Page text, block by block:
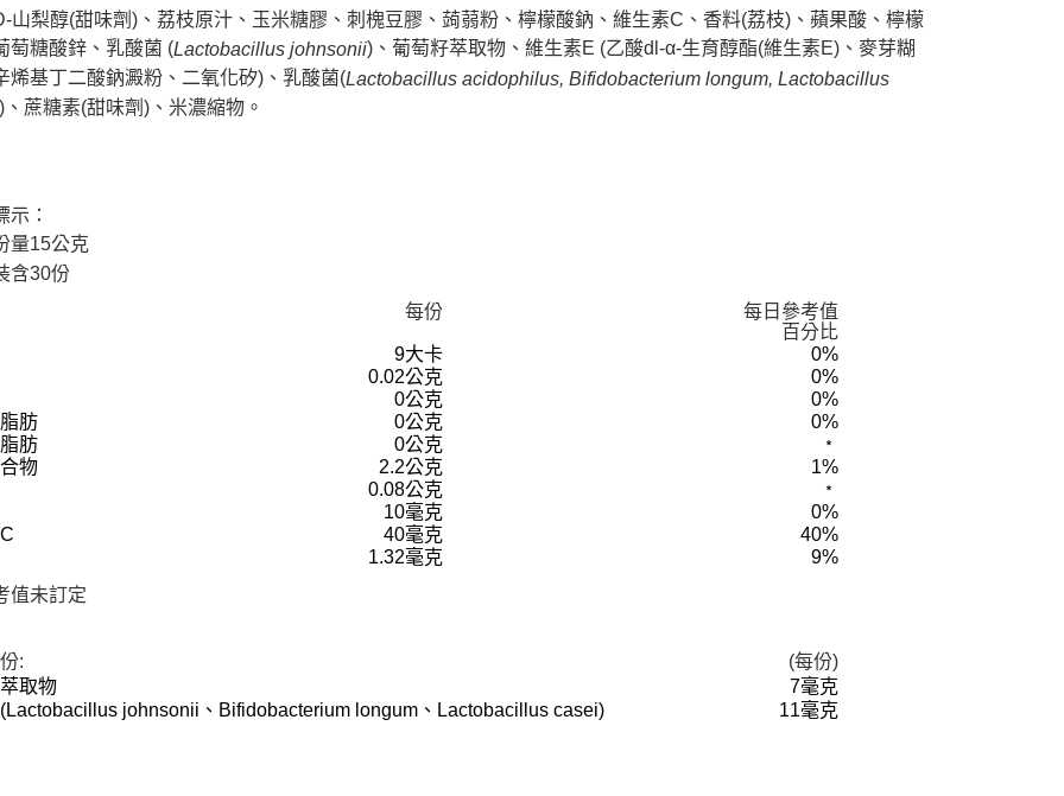
山梨醇(甜味劑)、荔枝原汁、玉米糖膠、刺槐豆膠、蒟蒻粉、檸檬酸鈉、維生素C、香料(荔枝)、蘋果酸、檸檬
萄糖酸鋅、乳酸菌 (Lactobacillus johnsonii)、葡萄籽萃取物、維生素E (乙酸dl-α-生育醇酯(維生素E)、麥芽糊
烯基丁二酸鈉澱粉、二氧化矽)、乳酸菌(Lactobacillus acidophilus, Bifidobacterium longum, Lactobacillus
)、蔗糖素(甜味劑)、米濃縮物。
示：
量15公克
含30份
每份
每日參考值
百分比
9大卡
0%
0.02公克
0%
0公克
0%
肪
0公克
0%
肪
0公克
﹡
物
2.2公克
1%
0.08公克
﹡
10毫克
0%
40毫克
40%
1.32毫克
9%
值未訂定
:
(每份)
取物
7毫克
johnsonii、Bifidobacterium longum、Lactobacillus casei)
11毫克